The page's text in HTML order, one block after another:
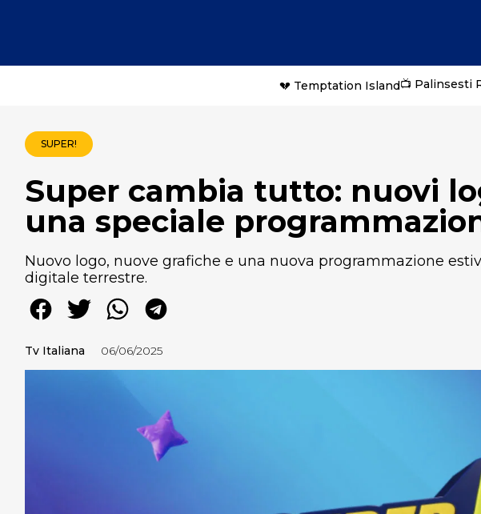
💔 Temptation Island📺 Palinsesti
SUPER!
Super cambia tutto: nuovi
una speciale
Nuovo logo, nuove grafiche e una nuova programmazione
digitale terrestre.
Tv Italiana 06/06/2025